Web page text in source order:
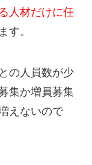
人材だけに任
す。
の人員数が少
集か増員募集
えないので